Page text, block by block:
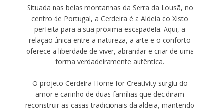
Situada nas belas montanhas da Serra da Lousã, no
centro de Portugal, a Cerdeira é a Aldeia do Xisto
perfeita para a sua próxima escapadela. Aqui, a
relação única entre a natureza, a arte e o conforto
oferece a liberdade de viver, abrandar e criar de uma
forma verdadeiramente autêntica.
O projeto Cerdeira Home for Creativity surgiu do
amor e carinho de duas famílias que decidiram
reconstruir as casas tradicionais da aldeia, mantendo